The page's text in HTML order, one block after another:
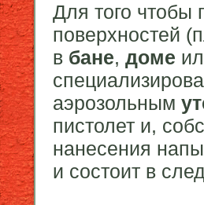
Для того чтобы
поверхностей
в бане, доме
аэрозольным
пистолет и,
нанесения
и состоит в